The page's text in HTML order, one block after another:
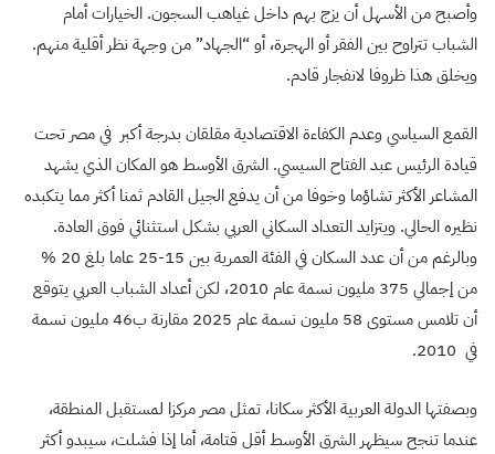
وأصبح من الأسهل أن يزج بهم داخل غياهب السجون. الخيارات أمام
الشباب تتراوح بين الفقر أو الهجرة، أو “الجهاد” من وجهة نظر أقلية منهم.
ويخلق هذا ظروفا لانفجار قادم.
القمع السياسي وعدم الكفاءة الاقتصادية مقلقان بدرجة أكبر في مصر تحت
قيادة الرئيس عبد الفتاح السيسي. الشرق الأوسط هو المكان الذي يشهد
المشاعر الأكثر تشاؤما وخوفا من أن يدفع الجيل القادم ثمنا أكثر مما يتكبده
نظيره الحالي. ويتزايد التعداد السكاني العربي بشكل استثنائي فوق العادة.
وبالرغم من أن عدد السكان في الفئة العمرية بين 15-25 عاما بلغ 20 %
من إجمالي 375 مليون نسمة عام 2010، لكن أعداد الشباب العربي يتوقع
أن تلامس مستوى 58 مليون نسمة عام 2025 مقارنة ب46 مليون نسمة
في 2010.
وبصفتها الدولة العربية الأكثر سكانا، تمثل مصر مركزا لمستقبل المنطقة،
عندما تنجح سيظهر الشرق الأوسط أقل قتامة، أما إذا فشلت، سيبدو أكثر